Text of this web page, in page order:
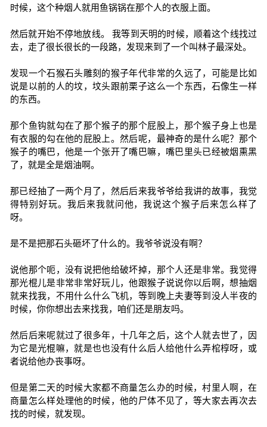
时候，这个种烟人就用鱼锅锅在那个人的衣服上面。
然后就开始不停地放线。 我等到天明的时候，顺着这个线找过
去，走了很长很长的一段路，发现来到了一个叫林子最深处。
发现一个石猴石头雕刻的猴子年代非常的久远了，可能是比如
说是以前的人的坟，坟头跟前栗子这么一个东西，石像生一样
的东西。
那个鱼钩就勾在了那个猴子的那个屁股上，那个猴子身上也是
有衣服的勾在他的屁股上。然后呢，最神奇的是什么呢？那个
猴子的嘴巴，他是一个张开了嘴巴嘛，嘴巴里头已经被烟熏黑
了，就是全是烟油啊。
那已经抽了一两个月了，然后后来我爷爷给我讲的故事，我觉
得特别好玩。我后来我就问他，我说这个猴子后来怎么样了
呀。
是不是把那石头砸坏了什么的。我爷爷说没有啊？
说他那个呃，没有说把他给破坏掉，那个人还是非常。我觉得
那光棍儿是非常非常好玩儿，他跟猴子说说你以后啊，想抽烟
就来找我，不用什么什么飞机，等到晚上夫妻等到没人半夜的
时候，你你想出去来找我，咱们还是朋友吗。
然后后来呢就过了很多年，十几年之后，这个人就去世了，因
为它是光棍嘛，就是也也没有什么后人给他什么弄棺椁呀，或
者说给他办丧事呀。
但是第二天的时候大家都不商量怎么办的时候，村里人啊，在
商量怎么样处理他的时候，他的尸体不见了，等大家去再次去
找的时候，就发现。